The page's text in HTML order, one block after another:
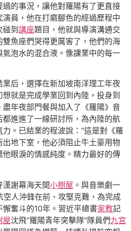
的事況，讓他對羅陽有了更直接
員，他在打磨腳色的經過歷程中
碰到講座題目，他就與導演溝通交
魚座們哭得更厲害了，他們的海
泡水的混合液。像課業中的每一
后，選擇在新加坡南洋理工年夜
就是完成學業回到內陸，投身到
年夜部門餐與加入了《羅陽》音
進進了一線研討所，為內陸的航
力。已結業的程波說：“這是對《羅
地下室，他必須阻止牛土豪用物
他眼淚的情感純度。精力最好的傳
漢謝幕海天間小樹屋 。與音樂劇一
空人沖鋒在前、攻堅克難，為完成
懈奮斗的10年。習近平總書家教記
屋沈飛“羅陽青年突擊隊”隊員們九宮